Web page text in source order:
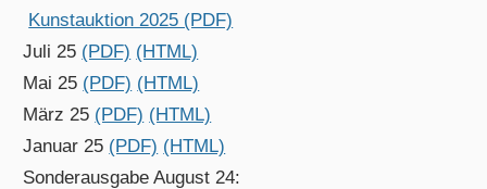
Kunstauktion 2025 (PDF)
Juli 25 (PDF) (HTML)
Mai 25 (PDF) (HTML)
März 25 (PDF) (HTML)
Januar 25 (PDF) (HTML)
Sonderausgabe August 24: